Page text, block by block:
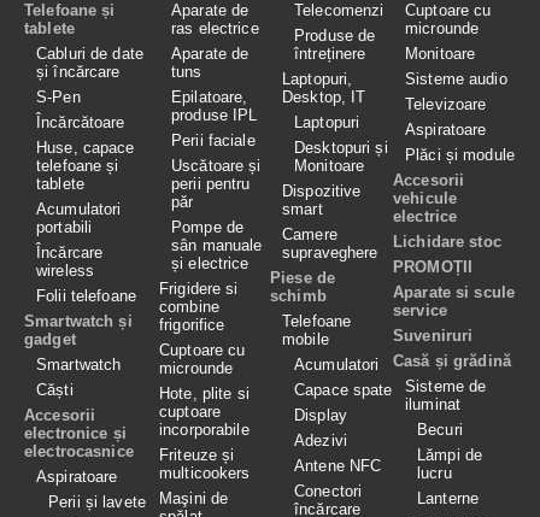
Telefoane și
tablete
Cabluri de date
și încărcare
S-Pen
Încărcătoare
Huse, capace
telefoane și
tablete
Acumulatori
portabili
Încărcare
wireless
Folii telefoane
Smartwatch și
gadget
Smartwatch
Căști
Accesorii
electronice și
electrocasnice
Aspiratoare
Perii și lavete
Aparate de
ras electrice
Aparate de
tuns
Epilatoare,
produse IPL
Perii faciale
Uscătoare și
perii pentru
păr
Pompe de
sân manuale
și electrice
Frigidere si
combine
frigorifice
Cuptoare cu
microunde
Hote, plite si
cuptoare
incorporabile
Friteuze și
multicookers
Maşini de
Telecomenzi
Produse de
întreținere
Laptopuri,
Desktop, IT
Laptopuri
Desktopuri și
Monitoare
Dispozitive
smart
Camere
supraveghere
Piese de
schimb
Telefoane
mobile
Acumulatori
Capace spate
Display
Adezivi
Antene NFC
Conectori
încărcare
Cuptoare cu
microunde
Monitoare
Sisteme audio
Televizoare
Aspiratoare
Plăci și module
Accesorii
vehicule
electrice
Lichidare stoc
PROMOȚII
Aparate si scule
service
Suveniruri
Casă și grădină
Sisteme de
iluminat
Becuri
Lămpi de
lucru
Lanterne